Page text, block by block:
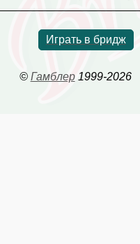
Играть в бридж
© Гамблер1999-2026